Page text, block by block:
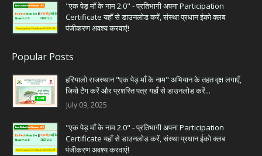
"एक पेड़ माँ के नाम 2.0" - प्रतिभागी अपना Participation
Certificate यहाँ से डाउनलोड करें, संस्था प्रधान ईको क्लब
पंजीकरण अवश्य करवाएं!
Popular Posts
हरियालो राजस्थान "एक पेड़ माँ के नाम" अभियान के तहत वृक्ष लगाएँ,
जियो टैग करें और प्रशस्ति पत्र यहाँ से डाउनलोड करें...
July 09, 2025
"एक पेड़ माँ के नाम 2.0" - प्रतिभागी अपना Participation
Certificate यहाँ से डाउनलोड करें, संस्था प्रधान ईको क्लब
पंजीकरण अवश्य करवाएं!